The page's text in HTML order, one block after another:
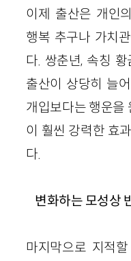
이제 출산은 개인
행복 추구나 가치
다. 쌍춘년, 속칭
출산이 상당히 늘
개입보다는 행운을
이 훨씬 강력한 효
다.
변화하는 모성상
마지막으로 지적